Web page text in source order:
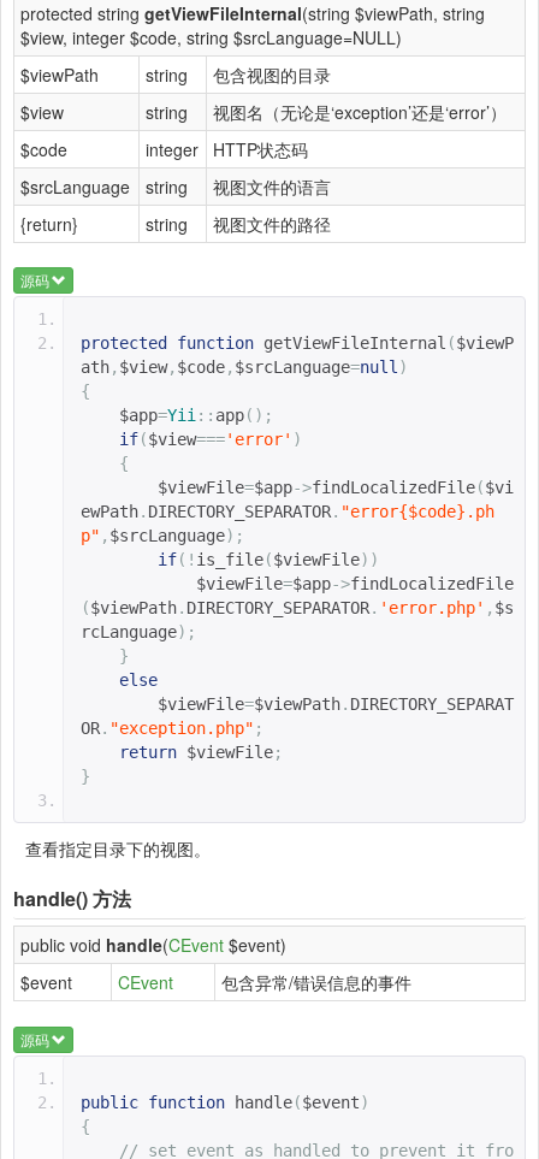
protected string getViewFileInternal(string $viewPath, string
$view, integer $code, string $srcLanguage=NULL)
$viewPath
string
包含视图的目录
$view
string
视图名（无论是‘exception’还是‘error’）
$code
integer
HTTP状态码
$srcLanguage
string
视图文件的语言
{return}
string 视图文件的路径
源码
protected function getViewFileInternal ($viewP
ath, $view, $code, $srcLanguage=null)
{
$app=Yii:: app();
if($view==='error' )
{
$viewFile=$app->findLocalizedFile($vi
ewPath. DIRECTORY_SEPARATOR. "error{$code} .ph
p" , $srcLanguage);
if(! is_file($viewFile))
$viewFile=$app->findLocalizedFile
($viewPath. DIRECTORY_SEPARATOR. 'error.php' , $s
rcLanguage);
}
else
$viewFile=$viewPath. DIRECTORY_SEPARAT
OR. "exception.php" ;
return $viewFile;
}
查看指定目录下的视图。
handle()方法
public void handle(CEvent $event)
$event
CEvent 包含异常/错误信息的事件
源码
public function handle($event)
{
// set event as handled to prevent it fro